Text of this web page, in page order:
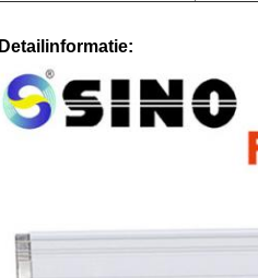
Detailinformatie: